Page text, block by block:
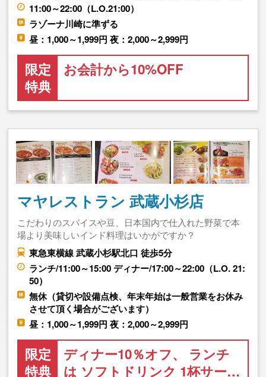
11:00～22:00（L.O.21:00）
ラゾーナ川崎に準ずる
昼：1,000～1,999円 夜：2,000～2,999円
限定
特典
お会計から10%OFF
マヤレストラン 武蔵小杉店
こだわりのスパイスや豆、日本国内で仕入れた野菜で本
場より美味しいインド料理はいかがですか？
東急東横線 武蔵小杉駅北口 徒歩5分
ランチ/11:00～15:00 ディナー/17:00～22:00（L.O. 21:
50）
無休（貸切や設備点検、年末年始は一般営業をお休み
させて頂く場合がございます）
昼：1,000～1,999円 夜：2,000～2,999円
限定
特典
ディナー10％オフ、 ランチ
は ソフトドリンク 1杯サー…